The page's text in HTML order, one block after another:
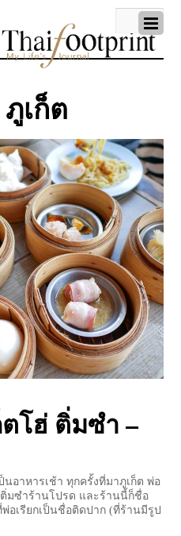
เก็ต
โฮ่ ติ่มซำ –
อาหารเช้า ทุกครั้งที่มาภูเก็ต พ่อ
มซำร้านโปรด และร้านนี้ก็ชื่อ
อเรียกเป็นชื่อติดปาก (ที่ร้านมีรูป